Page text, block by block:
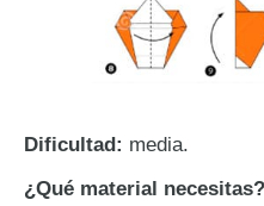
Dificultad: media.
¿Qué material necesitas?